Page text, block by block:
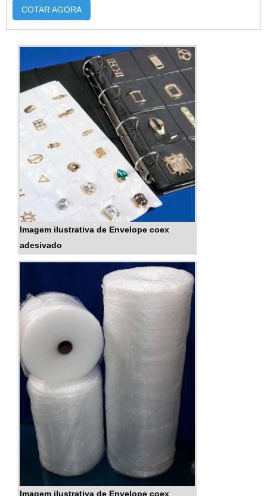
COTAR AGORA
Imagem ilustrativa de Envelope coex
adesivado
Imagem ilustrativa de Envelope coex